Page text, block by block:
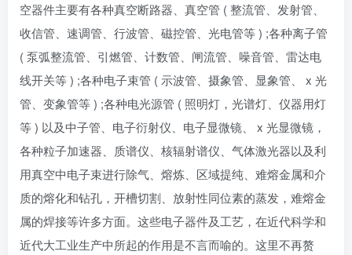
空器件主要有各种真空断路器、真空管 ( 整流管、发射管、
收信管、速调管、行波管、磁控管、光电管等 ) ;各种离子管
( 泵弧整流管、引燃管、计数管、闸流管、噪音管、雷达电
线开关等 ) ;各种电子束管 ( 示波管、摄象管、显象管、 x 光
管、变象管等 ) ;各种电光源管 ( 照明灯，光谱灯、仪器用灯
等 ) 以及中子管、电子衍射仪、电子显微镜、 x 光显微镜，
各种粒子加速器、质谱仪、核辐射谱仪、气体激光器以及利
用真空中电子束进行除气、熔炼、区域提纯、难熔金属和介
质的熔化和钻孔，开槽切割、放射性同位素的蒸发，难熔金
属的焊接等许多方面。这些电子器件及工艺，在近代科学和
近代大工业生产中所起的作用是不言而喻的。这里不再赘